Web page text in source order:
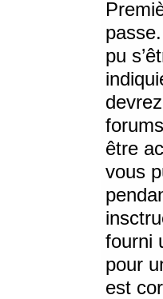
pu
être
vous
fourni
pour
est